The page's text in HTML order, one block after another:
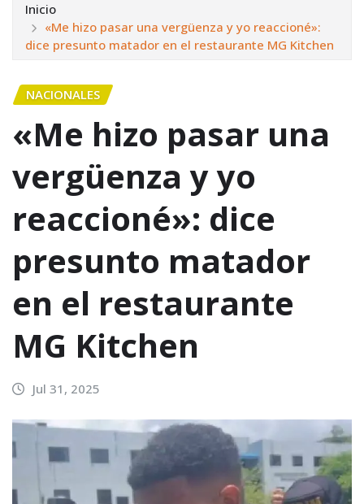
Inicio
«Me hizo pasar una vergüenza y yo reaccioné»:
dice presunto matador en el restaurante MG Kitchen
NACIONALES
«Me hizo pasar una
vergüenza y yo
reaccioné»: dice
presunto matador
en el restaurante
MG Kitchen
Jul 31, 2025